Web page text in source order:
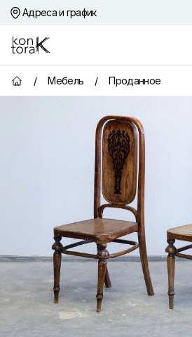
Адреса и график
Контора К
Главная страница
/ Мебель / Проданное